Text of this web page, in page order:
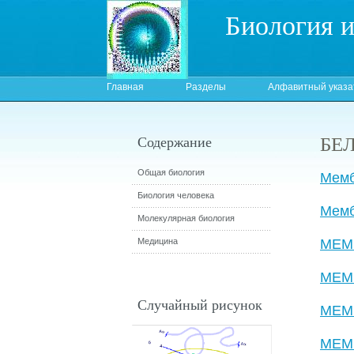
Биология
Главная Разделы Алфавитный
Содержание
Общая биология
Биология человека
Молекулярная биология
Медицина
Случайный рисунок